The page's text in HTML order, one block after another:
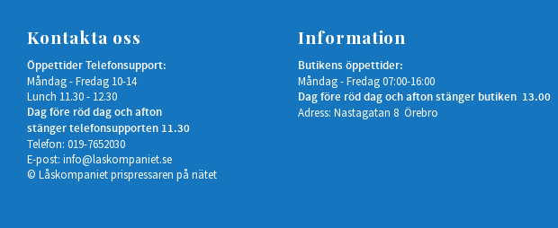
Kontakta oss
Öppettider Telefonsupport:
Måndag - Fredag 10-14
Lunch 11.30 - 12.30
Dag före röd dag och afton
stänger telefonsupporten 11.30
Telefon: 019-7652030
E-post: info@laskompaniet.se
© Låskompaniet prispressaren på nätet
Information
Butikens öppettider:
Måndag - Fredag 07:00-16:00
Dag före röd dag och afton stänger butiken 13.00
Adress: Nastagatan 8 Örebro